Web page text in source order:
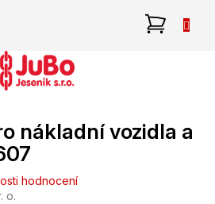
nákladní vozidla a
hodnocení
o.